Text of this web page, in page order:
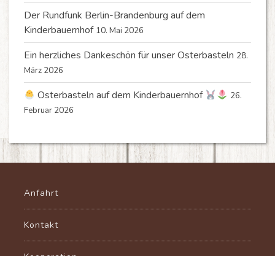
Der Rundfunk Berlin-Brandenburg auf dem
Kinderbauernhof 10. Mai 2026
Ein herzliches Dankeschön für unser Osterbasteln 28.
März 2026
Osterbasteln auf dem Kinderbauernhof
26.
Februar 2026
Anfahrt
Kontakt